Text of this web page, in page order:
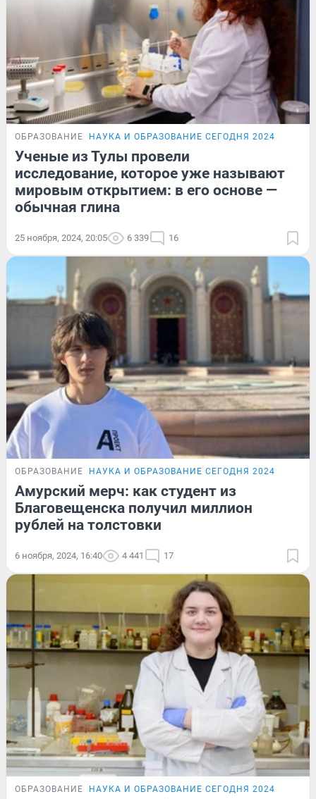
ОБРАЗОВАНИЕ НАУКА И ОБРАЗОВАНИЕ СЕГОДНЯ 2024
Ученые из Тулы провели
исследование, которое уже называют
мировым открытием: в его основе —
обычная глина
25 ноября, 2024, 20:05 6 339 16
ОБРАЗОВАНИЕ НАУКА И ОБРАЗОВАНИЕ СЕГОДНЯ 2024
Амурский мерч: как студент из
Благовещенска получил миллион
рублей на толстовки
6 ноября, 2024, 16:40 4 441 17
ОБРАЗОВАНИЕ НАУКА И ОБРАЗОВАНИЕ СЕГОДНЯ 2024